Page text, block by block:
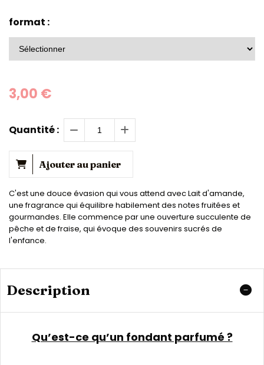
format :
3,00 €
Quantité :
Ajouter au panier
C'est une douce évasion qui vous attend avec Lait d'amande,
une fragrance qui équilibre habilement des notes fruitées et
gourmandes. Elle commence par une ouverture succulente de
pêche et de fraise, qui évoque des souvenirs sucrés de
l'enfance.
Description
Qu’est-ce qu’un fondant parfumé ?